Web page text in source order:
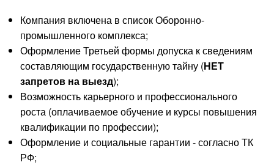
Компания включена в список Оборонно-
промышленного комплекса;
Оформление Третьей формы допуска к сведениям
составляющим государственную тайну (НЕТ
запретов на выезд);
Возможность карьерного и профессионального
роста (оплачиваемое обучение и курсы повышения
квалификации по профессии);
Оформление и социальные гарантии - согласно ТК
РФ;